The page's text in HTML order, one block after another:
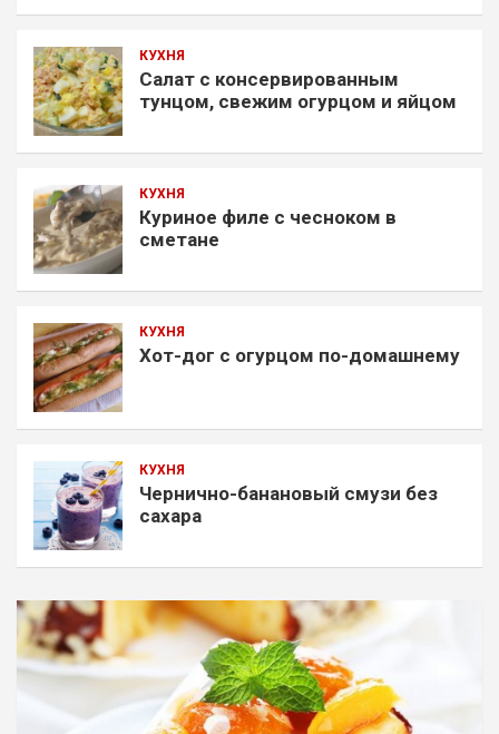
КУХНЯ
Салат с консервированным
тунцом, свежим огурцом и яйцом
КУХНЯ
Куриное филе с чесноком в
сметане
КУХНЯ
Хот-дог с огурцом по-домашнему
КУХНЯ
Чернично-банановый смузи без
сахара